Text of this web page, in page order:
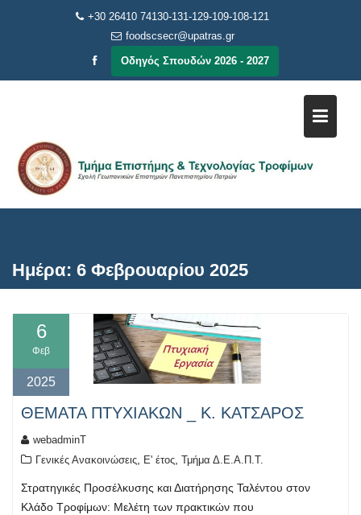
+30 26410 74130-131-129-109-108-121
foodscsecr@upatras.gr
Οδηγός Σπουδών 2026 - 2027
Ημέρα: 6 Φεβρουαρίου 2025
6
Φεβ
2025
ΘΕΜΑΤΑ ΠΤΥΧΙΑΚΩΝ _ Κ. ΚΑΤΣΑΡΟΣ
webadminT
Γενικές Ανακοινώσεις
Ε' έτος Τμήμα Δ.Ε.Α.Π.Τ.
Στρατηγικές Προσέλκυσης και Διατήρησης Ταλέντου στον
Κλάδο Τροφίμων: Μελέτη των πρακτικών που